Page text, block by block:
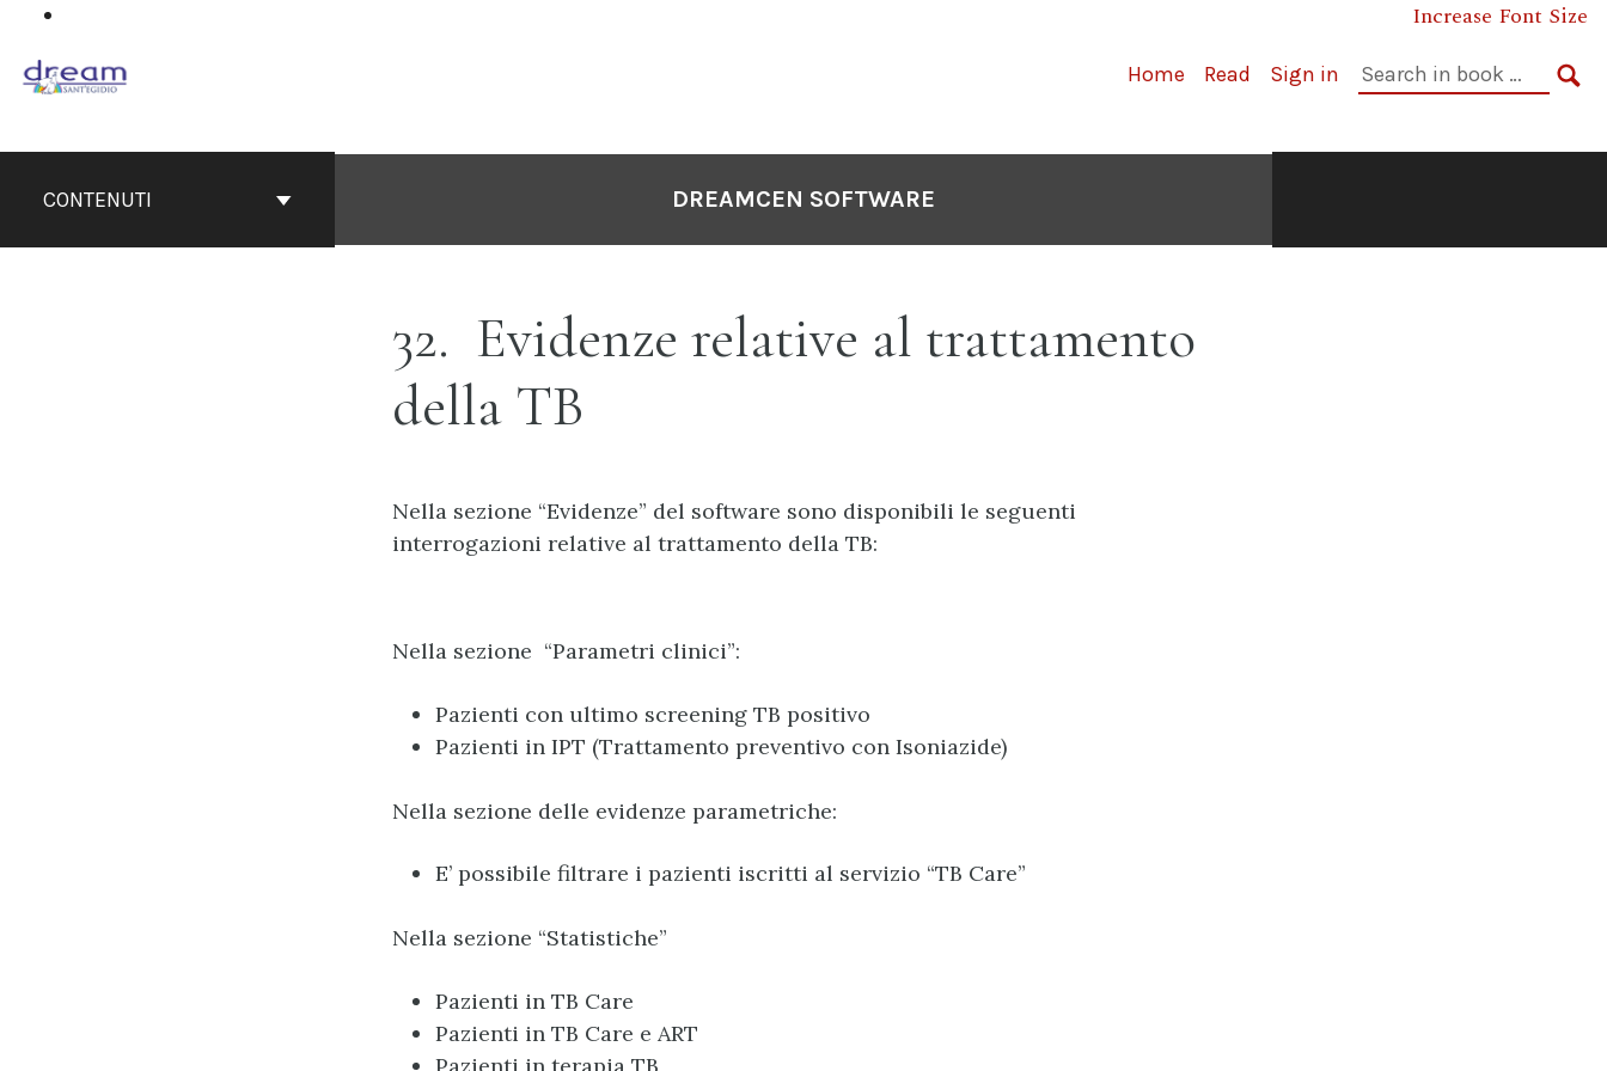
contenuto
Increase Font Size
Home Read Sign in
Cerca
CONTENUTI DREAMCEN SOFTWARE
32
Evidenze relative al trattamento
della TB
Nella sezione “Evidenze” del software sono disponibili le seguenti
interrogazioni relative al trattamento della TB:
Nella sezione “Parametri clinici”:
Pazienti con ultimo screening TB positivo
Pazienti in IPT (Trattamento preventivo con Isoniazide)
Nella sezione delle evidenze parametriche:
E’ possibile filtrare i pazienti iscritti al servizio “TB Care”
Nella sezione “Statistiche”
Pazienti in TB Care
Pazienti in TB Care e ART